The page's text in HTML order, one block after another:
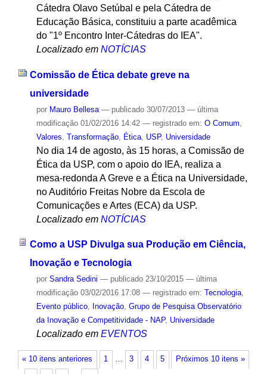
Cátedra Olavo Setúbal e pela Cátedra de
Educação Básica, constituiu a parte acadêmica
do "1º Encontro Inter-Cátedras do IEA".
Localizado em NOTÍCIAS
Comissão de Ética debate greve na
universidade
por Mauro Bellesa — publicado30/07/2013 — última
modificação01/02/2016 14:42 — registrado em: O Comum
Valores Transformação, Ética, USP, Universidade
No dia 14 de agosto, às 15 horas, a Comissão de
Ética da USP, com o apoio do IEA, realiza a
mesa-redonda A Greve e a Ética na Universidade,
no Auditório Freitas Nobre da Escola de
Comunicações e Artes (ECA) da USP.
Localizado em NOTÍCIAS
Como a USP Divulga sua Produção em Ciência,
Inovação e Tecnologia
por Sandra Sedini — publicado23/10/2015 — última
modificação03/02/2016 17:08 — registrado em: Tecnologia,
Evento público, Inovação, Grupo de Pesquisa Observatório
da Inovação e Competitividade - NAP, Universidade
Localizado em EVENTOS
« 10 itens anteriores Próximos 10 itens »
1 … 3 4 5